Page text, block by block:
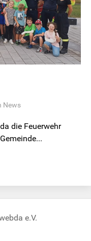
News
die Feuerwehr
e.V.